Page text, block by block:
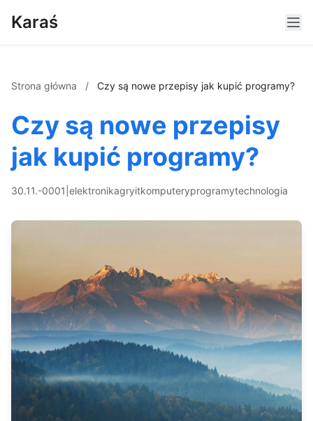
Karaś
Strona główna / Czy są nowe przepisy jak kupić programy?
Czy są nowe przepisy
jak kupić programy?
30.11.-0001 elektronikagryitkomputeryprogramytechnologia